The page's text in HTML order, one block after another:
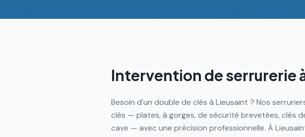
Intervention de serrurerie
Besoin d'un double de clés à Lieusaint ? Nos
clés — plates, à gorges, de sécurité brevetées, clés
cave — avec une précision professionnelle. À